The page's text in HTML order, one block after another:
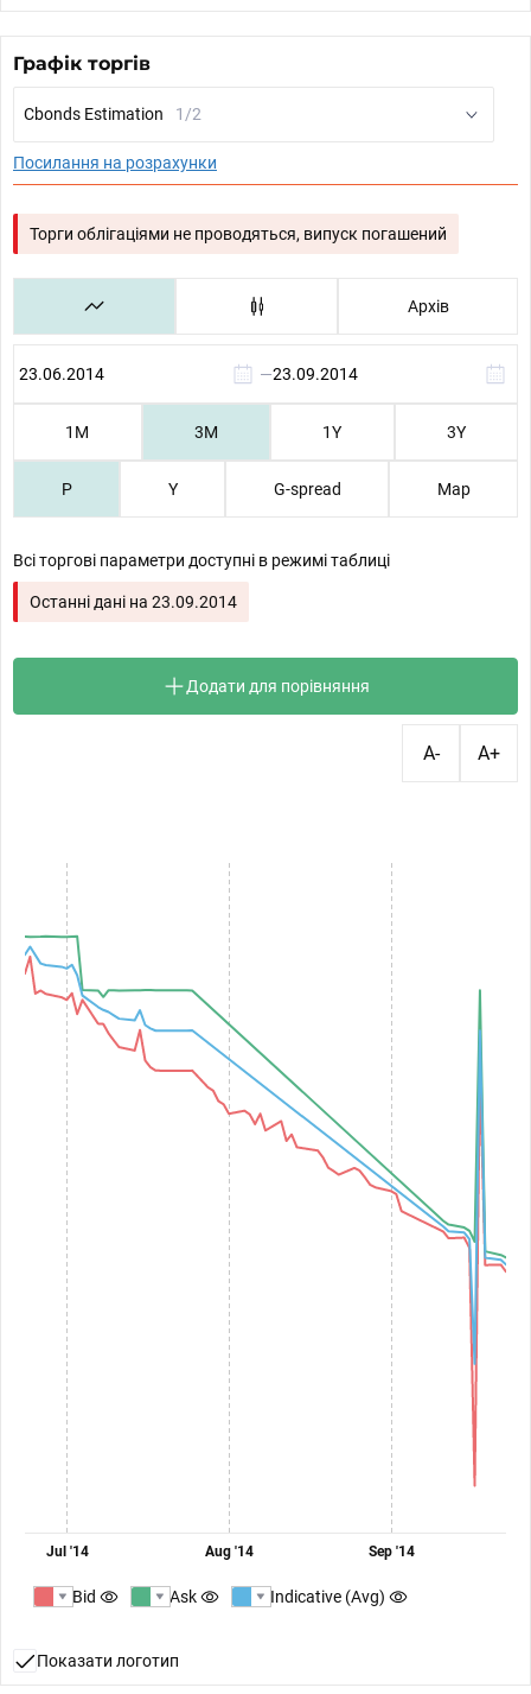
Графік торгів
Cbonds Estimation 1/2
Посилання на розрахунки
Торги облігаціями не проводяться, випуск погашений
Архів
—
1М 3М 1Y 3Y
P Y G-spread Map
Всі торгові параметри доступні в режимі таблиці
Останні дані на 23.09.2014
Додати для порівняння
A- A+
Jul '14 Aug '14 Sep '14
Bid Ask Indicative (Avg)
Показати логотип